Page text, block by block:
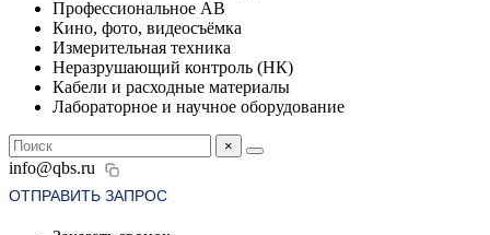
Профессиональное АВ
Кино, фото, видеосъёмка
Измерительная техника
Неразрушающий контроль (НК)
Кабели и расходные материалы
Лабораторное и научное оборудование
×
info@qbs.ru
ОТПРАВИТЬ ЗАПРОС